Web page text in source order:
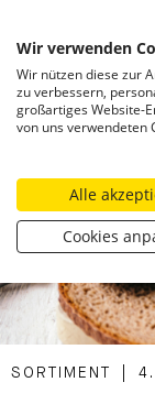
CATEGORIZED AS
SORTIMENT
Wir verwenden
Wir nützen diese zur
zu verbessern,
großartiges Website-
von uns verwendeten
Alle
Cookies